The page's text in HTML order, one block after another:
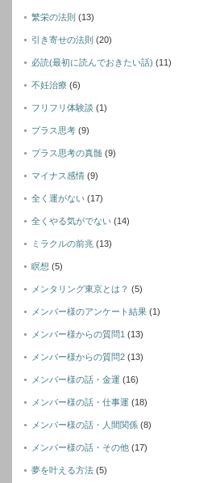
繁栄の法則 (13)
引き寄せの法則 (20)
必読(最初に読んでおきたい話) (11)
不妊治療 (6)
フリフリ体験談 (1)
プラス思考 (9)
プラス思考の真髄 (9)
マイナス感情 (9)
全く運がない (17)
全くやる気がでない (14)
ミラクルの前兆 (13)
瞑想 (5)
メンタリング東京とは？ (5)
メンバー様のアンケート結果 (1)
メンバー様からの質問1 (13)
メンバー様からの質問2 (13)
メンバー様の話・金運 (16)
メンバー様の話・仕事運 (18)
メンバー様の話・人間関係 (8)
メンバー様の話・その他 (17)
夢を叶える方法 (5)